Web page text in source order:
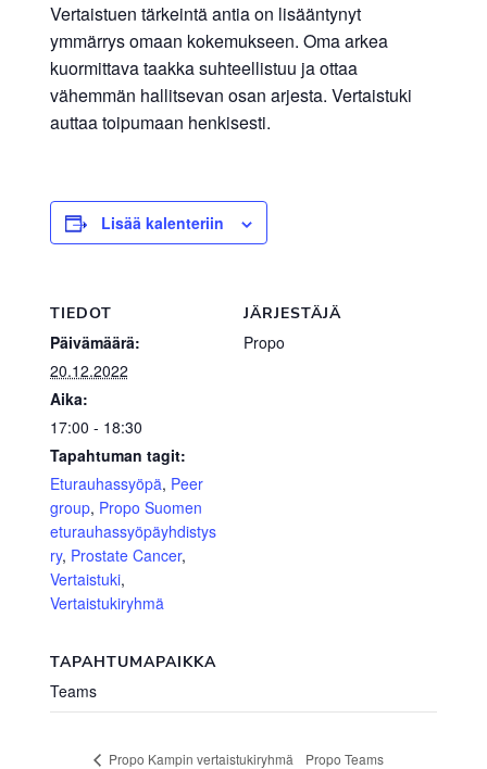
Vertaistuen tärkeintä antia on lisääntynyt
ymmärrys omaan kokemukseen. Oma arkea
kuormittava taakka suhteellistuu ja ottaa
vähemmän hallitsevan osan arjesta. Vertaistuki
auttaa toipumaan henkisesti.
Lisää kalenteriin
TIEDOT
Päivämäärä:
20.12.2022
Aika:
17:00 - 18:30
Tapahtuman tagit:
Eturauhassyöpä, Peer
group, Propo Suomen
eturauhassyöpäyhdistys
ry, Prostate Cancer,
Vertaistuki,
Vertaistukiryhmä
JÄRJESTÄJÄ
Propo
TAPAHTUMAPAIKKA
Teams
Propo Kampin vertaistukiryhmä
Propo Teams